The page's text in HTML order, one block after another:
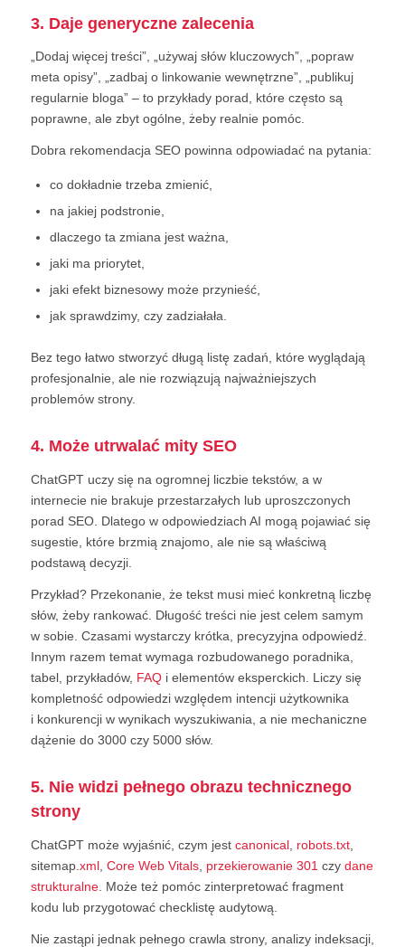
3. Daje generyczne zalecenia
„Dodaj więcej treści”, „używaj słów kluczowych”, „popraw
meta opisy”, „zadbaj o linkowanie wewnętrzne”, „publikuj
regularnie bloga” – to przykłady porad, które często są
poprawne, ale zbyt ogólne, żeby realnie pomóc.
Dobra rekomendacja SEO powinna odpowiadać na pytania:
co dokładnie trzeba zmienić,
na jakiej podstronie,
dlaczego ta zmiana jest ważna,
jaki ma priorytet,
jaki efekt biznesowy może przynieść,
jak sprawdzimy, czy zadziałała.
Bez tego łatwo stworzyć długą listę zadań, które wyglądają
profesjonalnie, ale nie rozwiązują najważniejszych
problemów strony.
4. Może utrwalać mity SEO
ChatGPT uczy się na ogromnej liczbie tekstów, a w
internecie nie brakuje przestarzałych lub uproszczonych
porad SEO. Dlatego w odpowiedziach AI mogą pojawiać się
sugestie, które brzmią znajomo, ale nie są właściwą
podstawą decyzji.
Przykład? Przekonanie, że tekst musi mieć konkretną liczbę
słów, żeby rankować. Długość treści nie jest celem samym
w sobie. Czasami wystarczy krótka, precyzyjna odpowiedź.
Innym razem temat wymaga rozbudowanego poradnika,
tabel, przykładów, FAQi elementów eksperckich. Liczy się
kompletność odpowiedzi względem intencji użytkownika
i konkurencji w wynikach wyszukiwania, a nie mechaniczne
dążenie do 3000 czy 5000 słów.
5. Nie widzi pełnego obrazu technicznego
strony
ChatGPT może wyjaśnić, czym jest canonical, robots.txt,
sitemap. xml, Core Web Vitals, przekierowanie 301 czy dane
strukturalne. Może też pomóc zinterpretować fragment
kodu lub przygotować checklistę audytową.
Nie zastąpi jednak pełnego crawla strony, analizy indeksacji,